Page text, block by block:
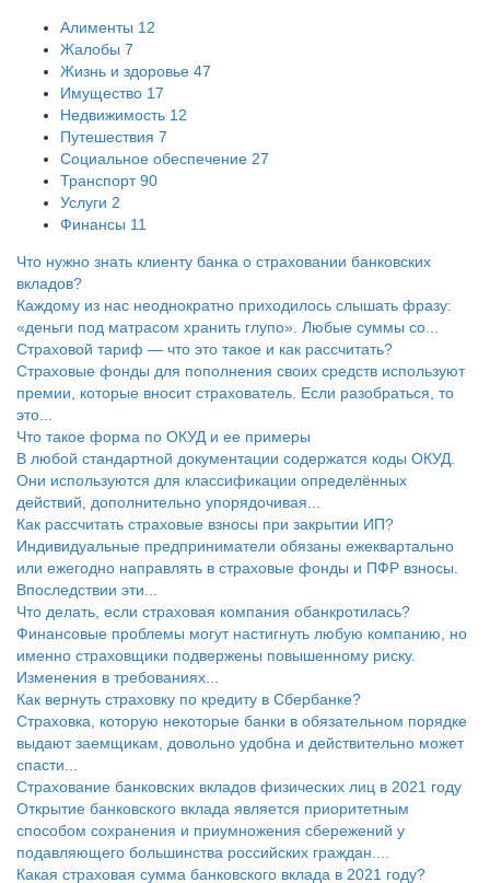
Алименты 12
Жалобы 7
Жизнь и здоровье 47
Имущество 17
Недвижимость 12
Путешествия 7
Социальное обеспечение 27
Транспорт90
Услуги 2
Финансы 11
Что нужно знать клиенту банка о страховании банковских
вкладов?
Каждому из нас неоднократно приходилось слышать фразу:
«деньги под матрасом хранить глупо». Любые суммы со...
Страховой тариф — что это такое и как рассчитать?
Страховые фонды для пополнения своих средств используют
премии, которые вносит страхователь. Если разобраться, то
это...
Что такое форма по ОКУД и ее примеры
В любой стандартной документации содержатся коды ОКУД.
Они используются для классификации определённых
действий, дополнительно упорядочивая...
Как рассчитать страховые взносы при закрытии ИП?
Индивидуальные предприниматели обязаны ежеквартально
или ежегодно направлять в страховые фонды и ПФР взносы.
Впоследствии эти...
Что делать, если страховая компания обанкротилась?
Финансовые проблемы могут настигнуть любую компанию, но
именно страховщики подвержены повышенному риску.
Изменения в требованиях...
Как вернуть страховку по кредиту в Сбербанке?
Страховка, которую некоторые банки в обязательном порядке
выдают заемщикам, довольно удобна и действительно может
спасти...
Страхование банковских вкладов физических лиц в 2021 году
Открытие банковского вклада является приоритетным
способом сохранения и приумножения сбережений у
подавляющего большинства российских граждан....
Какая страховая сумма банковского вклада в 2021 году?